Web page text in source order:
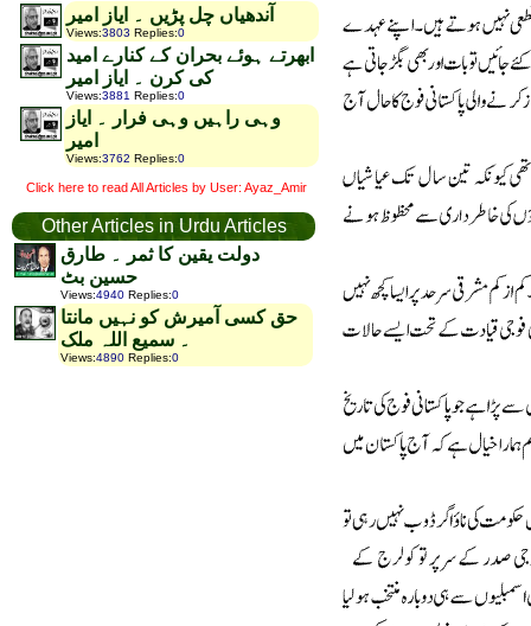
آندھیاں چل پڑیں ۔ ایاز امیر
Views:3803 Replies:0
ابھرتے ہوئے بحران کے کنارے امید
کی کرن ۔ ایاز امیر
Views:3881 Replies:0
وہی راہیں وہی فرار ۔ ایاز
امیر
Views:3762 Replies:0
Click here to read All Articles by User: Ayaz_Amir
Other Articles in Urdu Articles
دولت یقین کا ثمر ۔ طارق
حسین بٹ
Views:4940 Replies:0
حق کسی آمیرش کو نہیں مانتا
۔ سمیع اللہ ملک
Views:4890 Replies:0